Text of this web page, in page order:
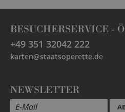
BESUCHERSERVICE -
+49 351 32042 222
karten@staatsoperette.de
NEWSLETTER